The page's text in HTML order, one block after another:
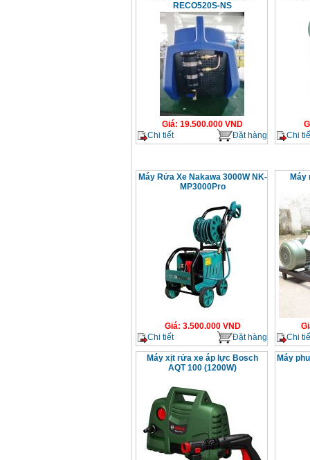
RECO520S-NS
Giá: 19.500.000 VND
Chi tiết
Đặt hàng
Chi
Máy Rửa Xe Nakawa 3000W NK-
MP3000Pro
Giá: 3.500.000VND
Chi tiết
Đặt hàng
Máy
Chi
Máy xịt rửa xe áp lực Bosch
AQT 100 (1200W)
Máy